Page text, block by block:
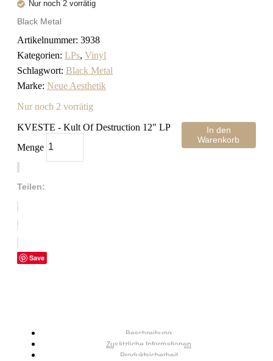
Nur noch 2 vorrätig
Black Metal
Artikelnummer: 3938
Kategorien: LPs, Vinyl
Schlagwort: Black Metal
Marke: Neue Aesthetik
Nur noch 2 vorrätig
KVESTE - Kult Of Destruction 12" LP
Menge
In den
Warenkorb
Teilen:
Save
Beschreibung
Zusätzliche Informationen
Produktsicherheit